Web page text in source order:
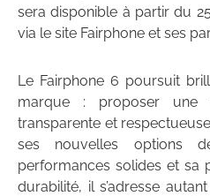
sera disponible à partir du
via le site Fairphone et ses
Le Fairphone 6 poursuit
marque : proposer une
transparente et
ses nouvelles options
performances solides et sa
durabilité, il s’adresse